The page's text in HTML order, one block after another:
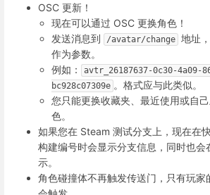
OSC 更新！
现在可以通过 OSC 更换角色！
发送消息到
/avatar/change 地址
作为参数。
例如：
avtr_26187637-0c30-4a09-
bc928c07309e 。格式应与此类似。
您只能更换收藏夹、最近使用或自
色。
如果您在 Steam 测试分支上，现在在
构建编号时会显示分支信息，同时也会
示。
角色碰撞体不再触发传送门，只有玩家